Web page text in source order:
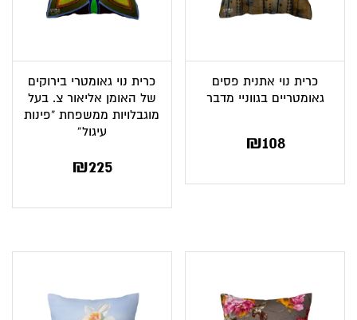
כרית נוי אתנית פסים
גאומטריים בגווניי מדבר
₪108
כרית נוי גאומטרי בירוקים
של האומן אליאור צ. בעל
מוגבלויות ממשפחת “פינות
עיגול”
₪225